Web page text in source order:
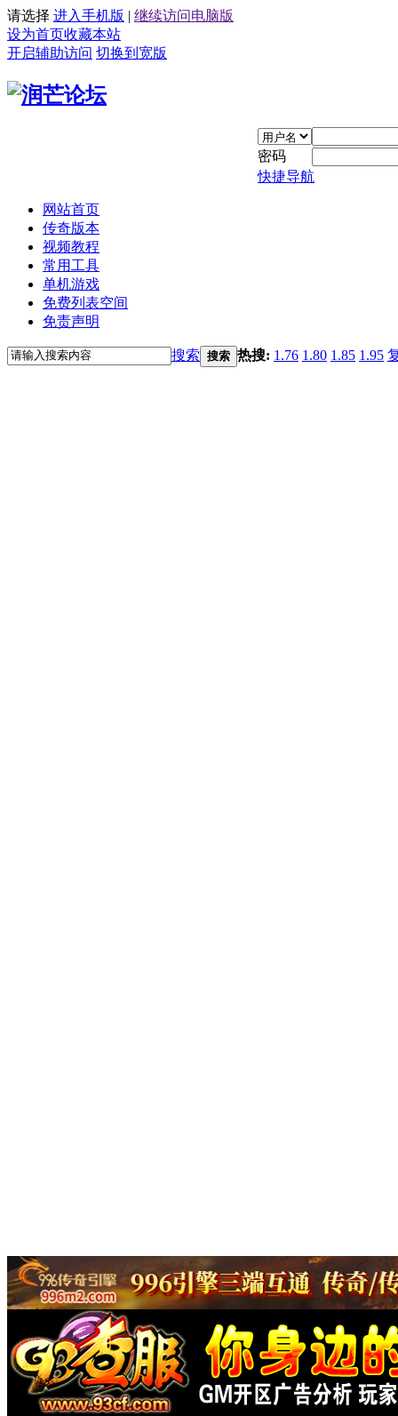
请选择 进入手机版 | 继续访问电脑版
设为首页收藏本站
开启辅助访问 切换到宽版
密码
快捷导航
网站首页
传奇版本
视频教程
常用工具
单机游戏
免费列表空间
免责声明
搜索 搜索 热搜: 1.76 1.80 1.85 1.95